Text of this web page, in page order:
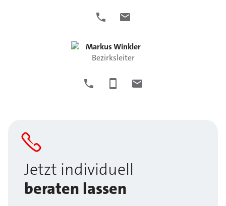
MarkusWinkler
Bezirksleiter
Jetzt individuell
beraten lassen